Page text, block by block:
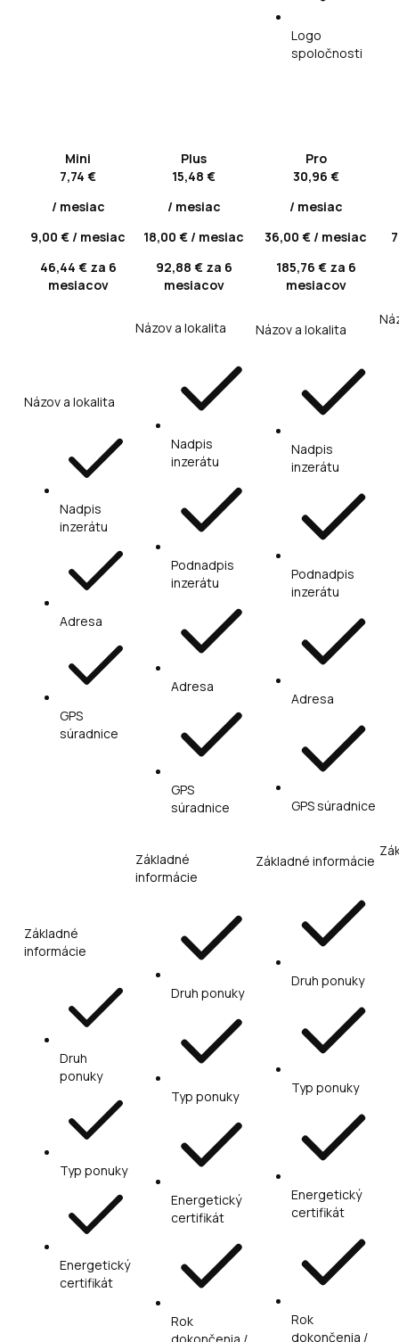
Logo
spoločnosti
Mini
7,74 €
/ mesiac
9,00 € / mesiac
46,44 € za 6
mesiacov
Plus
15,48 €
/ mesiac
18,00 € / mesiac
92,88 € za 6
mesiacov
Pro
30,96 €
/ mesiac
36,00 € / mesiac
185,76 € za 6
mesiacov
Názov a lokalita
Nadpis
inzerátu
Adresa
GPS
súradnice
Názov a lokalita
Nadpis
inzerátu
Podnadpis
inzerátu
Adresa
GPS
súradnice
Názov a lokalita
Nadpis
inzerátu
Podnadpis
inzerátu
Adresa
GPS súradnice
Základné
informácie
Druh
ponuky
Typ ponuky
Energetický
certifikát
Základné
informácie
Druh ponuky
Typ ponuky
Energetický
certifikát
Rok
Základné informácie
Druh ponuky
Typ ponuky
Energetický
certifikát
Rok
dokončenia /